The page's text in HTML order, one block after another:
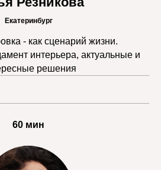
Екатеринбург
- как сценарий жизни.
интерьера, актуальные и
решения
60 мин